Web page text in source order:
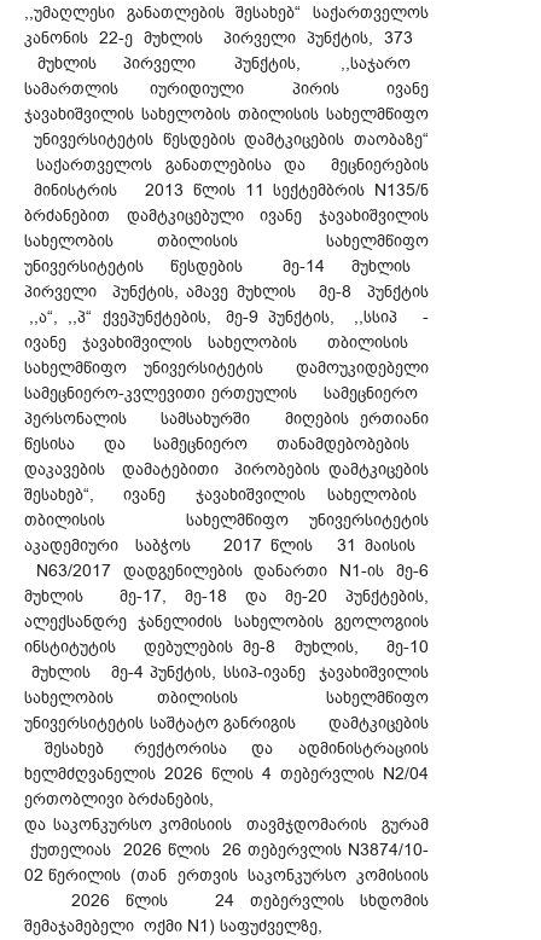
,,უმაღლესი განათლების შესახებ“ საქართველოს
კანონის 22-ე მუხლის პირველი პუნქტის, 373
მუხლის პირველი პუნქტის, ,,საჯარო
სამართლის იურიდიული პირის ივანე
ჯავახიშვილის სახელობის თბილისის სახელმწიფო
უნივერსიტეტის წესდების დამტკიცების თაობაზე“
საქართველოს განათლებისა და მეცნიერების
მინისტრის 2013 წლის 11 სექტემბრის N135/ნ
ბრძანებით დამტკიცებული ივანე ჯავახიშვილის
სახელობის თბილისის სახელმწიფო
უნივერსიტეტის წესდების მე-14 მუხლის
პირველი პუნქტის, ამავე მუხლის მე-8 პუნქტის
,,ა“, ,,პ“ ქვეპუნქტების, მე-9 პუნქტის, ,,სსიპ -
ივანე ჯავახიშვილის სახელობის თბილისის
სახელმწიფო უნივერსიტეტის დამოუკიდებელი
სამეცნიერო-კვლევითი ერთეულის სამეცნიერო
პერსონალის სამსახურში მიღების ერთიანი
წესისა და სამეცნიერო თანამდებობების
დაკავების დამატებითი პირობების დამტკიცების
შესახებ“, ივანე ჯავახიშვილის სახელობის
თბილისის სახელმწიფო უნივერსიტეტის
აკადემიური საბჭოს 2017 წლის 31 მაისის
N63/2017 დადგენილების დანართი N1-ის მე-6
მუხლის მე-17, მე-18 და მე-20 პუნქტების,
ალექსანდრე ჯანელიძის სახელობის გეოლოგიის
ინსტიტუტის დებულების მე-8 მუხლის, მე-10
მუხლის მე-4 პუნქტის, სსიპ-ივანე ჯავახიშვილის
სახელობის თბილისის სახელმწიფო
უნივერსიტეტის საშტატო განრიგის დამტკიცების
შესახებ რექტორისა და ადმინისტრაციის
ხელმძღვანელის 2026 წლის 4 თებერვლის N2/04
ერთობლივი ბრძანების,
და საკონკურსო კომისიის თავმჯდომარის გურამ
ქუთელიას 2026 წლის 26 თებერვლის N3874/10-
02 წერილის (თან ერთვის საკონკურსო კომისიის
2026 წლის 24 თებერვლის სხდომის
შემაჯამებელი ოქმი N1) საფუძველზე,